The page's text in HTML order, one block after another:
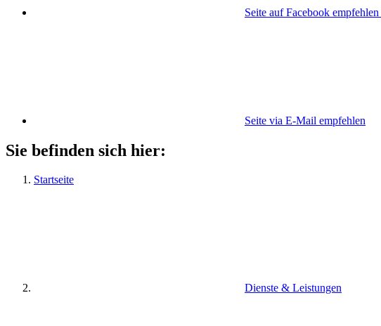
Seite auf Facebook empfehlen
Seite via E-Mail empfehlen
Sie befinden sich hier:
Startseite
Dienste & Leistungen